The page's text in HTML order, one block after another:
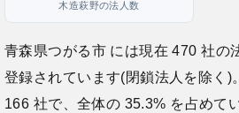
木造萩野の法人数
青森県つがる市 には現在 470 社の
登録されています(閉鎖法人を除く)
166 社で、全体の 35.3% を占めて